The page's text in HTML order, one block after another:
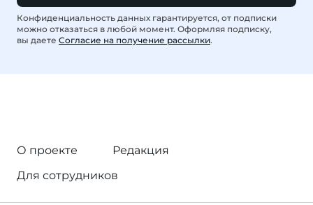
Конфиденциальность данных гарантируется, от подписки
можно отказаться в любой момент. Оформляя подписку,
вы даете Согласие на получение рассылки.
О проекте
Редакция
Для сотрудников